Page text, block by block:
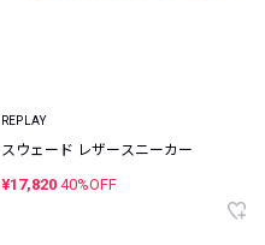
REPLAY
スウェード レザースニーカー
¥17,820 40%OFF